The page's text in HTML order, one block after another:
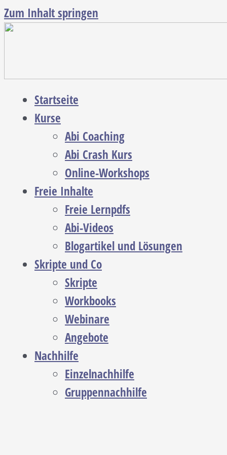
Zum Inhalt springen
Startseite
Kurse
Abi Coaching
Abi Crash Kurs
Online-Workshops
Freie Inhalte
Freie Lernpdfs
Abi-Videos
Blogartikel und Lösungen
Skripte und Co
Skripte
Workbooks
Webinare
Angebote
Nachhilfe
Einzelnachhilfe
Gruppennachhilfe